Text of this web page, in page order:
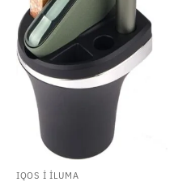
IQOS İ İLUMA